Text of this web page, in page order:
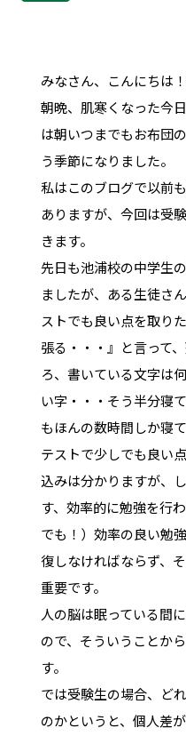
みなさん、こんにちは
朝晩、肌寒くなった今
は朝いつまでもお布団
う季節になりました。
私はこのブログで以前
ありますが、今回は受
きます。
先日も池浦校の中学生
ましたが、ある生徒さ
ストでも良い点を取り
張る・・・』と言って
ろ、書いている文字は
い字・・・そう半分寝
もほんの数時間しか寝
テストで少しでも良い
込みは分かりますが、
す、効率的に勉強を行
でも！）効率の良い勉
復しなければならず、
重要です。
人の脳は眠っている間
ので、そういうことか
す。
では受験生の場合、ど
のかというと、個人差